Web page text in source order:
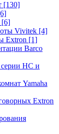
[130]
[6]
Vivitek [4]
Extron [1]
Barco
HC и
Yamaha
Extron